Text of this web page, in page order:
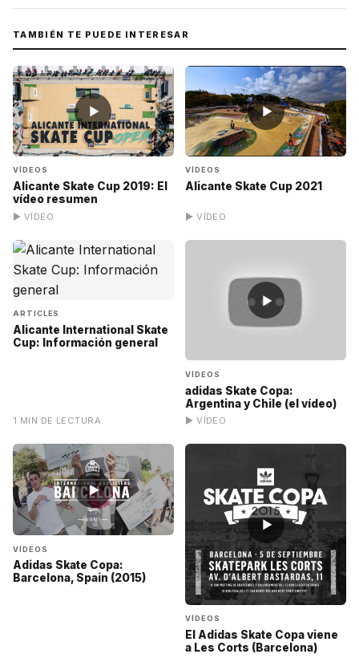
TAMBIÉN TE PUEDE INTERESAR
▶
VÍDEOS
Alicante Skate Cup 2019: El
vídeo resumen
▶ VÍDEO
▶
VÍDEOS
Alicante Skate Cup 2021
▶ VÍDEO
ARTICLES
Alicante International Skate
Cup: Información general
1 MIN DE LECTURA
▶
VÍDEOS
adidas Skate Copa:
Argentina y Chile (el vídeo)
▶ VÍDEO
▶
VÍDEOS
Adidas Skate Copa:
Barcelona, Spain (2015)
▶
VÍDEOS
El Adidas Skate Copa viene
a Les Corts (Barcelona)